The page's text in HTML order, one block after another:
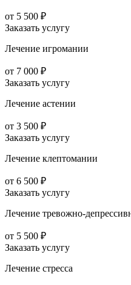
от 5 500 ₽
Заказать услугу
Лечение игромании
от 7 000 ₽
Заказать услугу
Лечение астении
от 3 500 ₽
Заказать услугу
Лечение клептомании
от 6 500 ₽
Заказать услугу
Лечение тревожно-
от 5 500 ₽
Заказать услугу
Лечение стресса